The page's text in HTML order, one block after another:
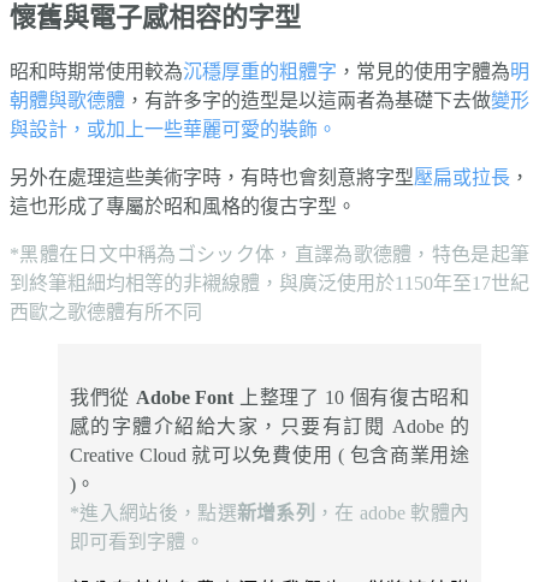
懷舊與電子感相容的字型
昭和時期常使用較為沉穩厚重的粗體字 ，常見的使用字體為明
朝體與歌德體 ，有許多字的造型是以這兩者為基礎下去做變形
與設計，或加上一些華麗可愛的裝飾。
另外在處理這些美術字時，有時也會刻意將字型壓扁或拉長 ，
這也形成了專屬於昭和風格的復古字型。
*黑體在日文中稱為ゴシック体，直譯為歌德體，特色是起筆
到終筆粗細均相等的非襯線體，與廣泛使用於1150年至17世紀
西歐之歌德體有所不同
我們從 Adobe Font 上整理了 10 個有復古昭和
感的字體介紹給大家，只要有訂閱 Adobe 的
Creative Cloud 就可以免費使用 ( 包含商業用途
)。
*進入網站後，點選新增系列 ，在 adobe 軟體內
即可看到字體。